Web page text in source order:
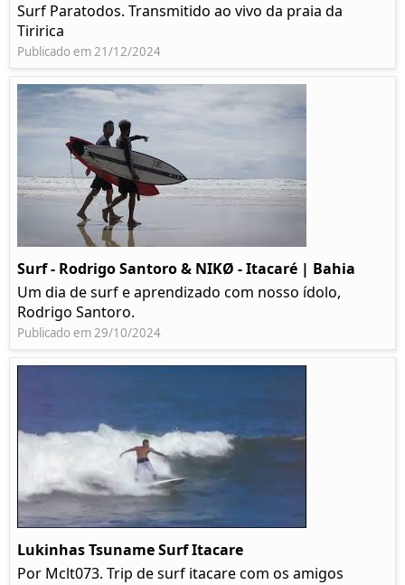
Surf Paratodos. Transmitido ao vivo da praia da
Tiririca
Publicado em 21/12/2024
Surf - Rodrigo Santoro & NIKØ - Itacaré | Bahia
Um dia de surf e aprendizado com nosso ídolo,
Rodrigo Santoro.
Publicado em 29/10/2024
Lukinhas Tsuname Surf Itacare
Por Mclt073. Trip de surf itacare com os amigos